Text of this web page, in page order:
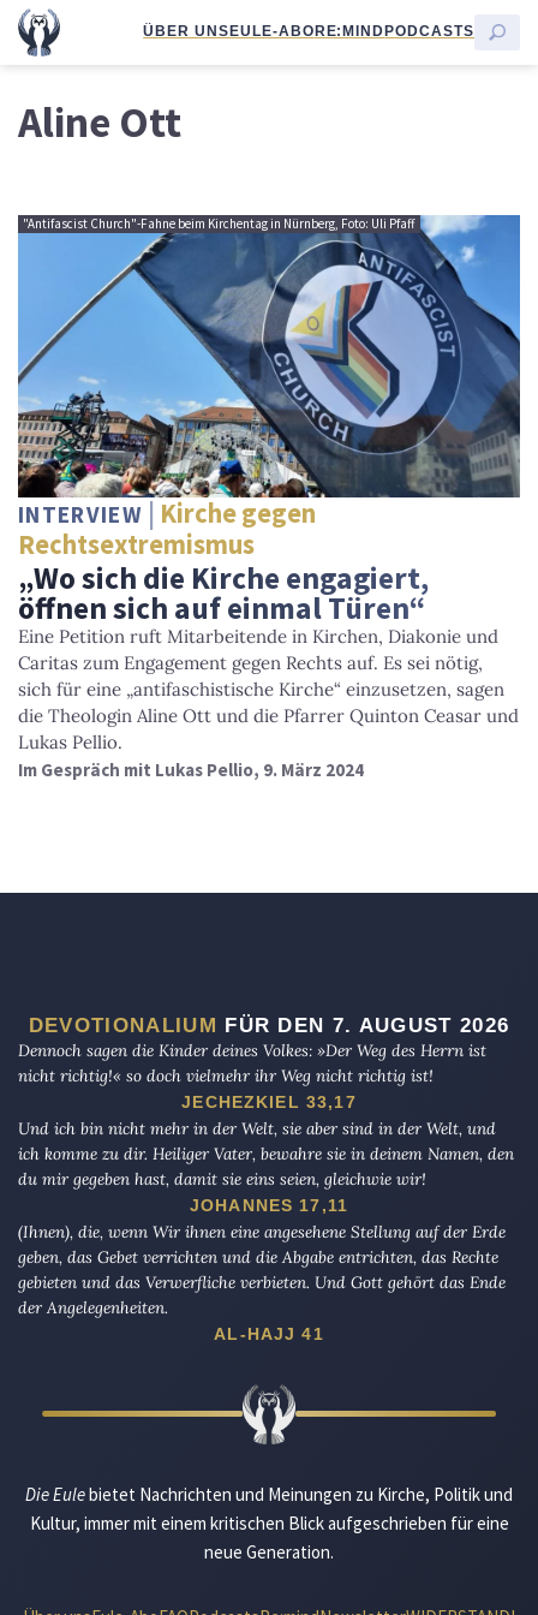
ÜBER UNSEULE-ABORE:MINDPODCASTS
Aline Ott
"Antifascist Church"-Fahne beim Kirchentag in Nürnberg, Foto: Uli Pfaff
INTERVIEW
Kirche gegen
Rechtsextremismus
„Wo sich die Kirche engagiert,
öffnen sich auf einmal Türen“
Eine Petition ruft Mitarbeitende in Kirchen, Diakonie und
Caritas zum Engagement gegen Rechts auf. Es sei nötig,
sich für eine „antifaschistische Kirche“ einzusetzen, sagen
die Theologin Aline Ott und die Pfarrer Quinton Ceasar und
Lukas Pellio.
Im Gespräch mit Lukas Pellio, 9. März 2024
DEVOTIONALIUM FÜR DEN 7. AUGUST 2026
Dennoch sagen die Kinder deines Volkes: »Der Weg des Herrn ist
nicht richtig!« so doch vielmehr ihr Weg nicht richtig ist!
JECHEZKIEL 33,17
Und ich bin nicht mehr in der Welt, sie aber sind in der Welt, und
ich komme zu dir. Heiliger Vater, bewahre sie in deinem Namen, den
du mir gegeben hast, damit sie eins seien, gleichwie wir!
JOHANNES 17,11
(Ihnen), die, wenn Wir ihnen eine angesehene Stellung auf der Erde
geben, das Gebet verrichten und die Abgabe entrichten, das Rechte
gebieten und das Verwerfliche verbieten. Und Gott gehört das Ende
der Angelegenheiten.
AL-HAJJ 41
Die Eulebietet Nachrichten und Meinungen zu Kirche, Politik und
Kultur, immer mit einem kritischen Blick aufgeschrieben für eine
neue Generation.